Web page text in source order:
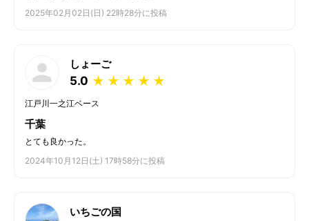
2025年02月02日(日) 22時28分に投稿
しょーご
5.0 ★
★
★
★
★
江戸川一之江ベース
千葉
とても良かった。
2024年10月12日(土) 17時58分に投稿
いちごの国